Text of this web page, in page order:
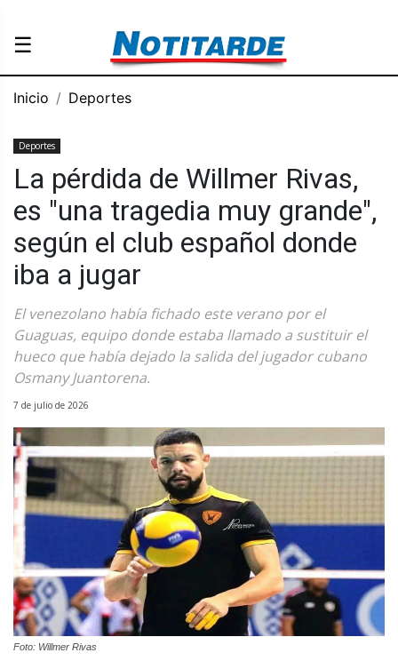
☰
Inicio Deportes
Deportes
La pérdida de Willmer Rivas,
es "una tragedia muy grande",
según el club español donde
iba a jugar
El venezolano había fichado este verano por el
Guaguas, equipo donde estaba llamado a sustituir el
hueco que había dejado la salida del jugador cubano
Osmany Juantorena.
7 de julio de 2026
Foto: Willmer Rivas